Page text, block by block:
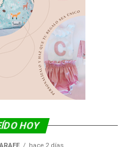
HOY